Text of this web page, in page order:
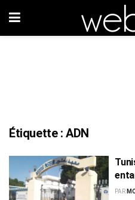
Étiquette :ADN
PAR